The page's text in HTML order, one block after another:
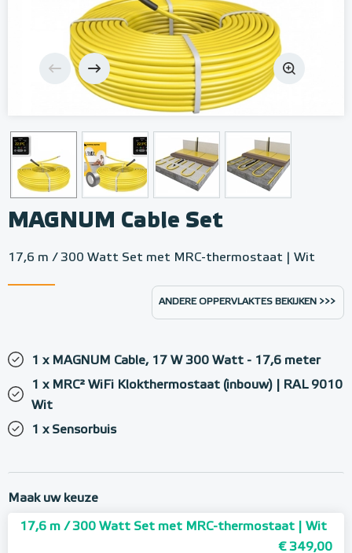
MAGNUM Cable Set
17,6 m / 300 Watt Set met MRC-thermostaat | Wit
ANDERE OPPERVLAKTES BEKIJKEN >>>
1 x MAGNUM Cable, 17 W 300 Watt - 17,6 meter
1 x MRC² WiFi Klokthermostaat (inbouw) | RAL 9010
Wit
1 x Sensorbuis
Maak uw keuze
17,6 m / 300 Watt Set met MRC-thermostaat | Wit
€ 349,00